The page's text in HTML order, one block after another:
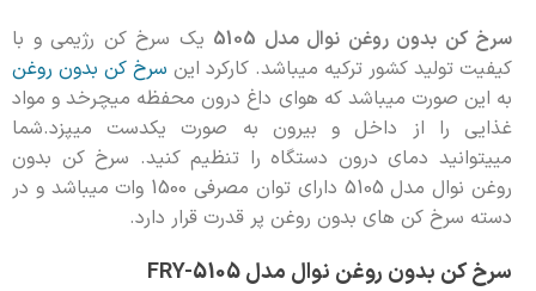
سرخ کن بدون روغن نوال مدل 5105
یک سرخ کن رژیمی و با
کیفیت تولید کشور ترکیه میباشد. کارکرد این سرخ کن بدون روغن
به این صورت میباشد که هوای داغ درون محفظه میچرخد و مواد
غذایی را از داخل و بیرون به صورت یکدست میپزد.شما
مییتوانید دمای درون دستگاه را تنظیم کنید. سرخ کن بدون
روغن نوال مدل 5105 دارای توان مصرفی 1500 وات میباشد و در
دسته سرخ کن های بدون روغن پر قدرت قرار دارد.
سرخ کن بدون روغن نوال مدل FRY-5105